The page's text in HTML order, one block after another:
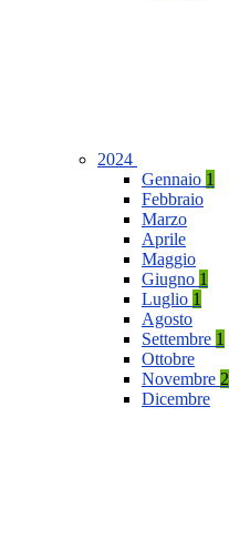
2024
Gennaio 1
Febbraio
Marzo
Aprile
Maggio
Giugno 1
Luglio 1
Agosto
Settembre 1
Ottobre
Novembre 2
Dicembre